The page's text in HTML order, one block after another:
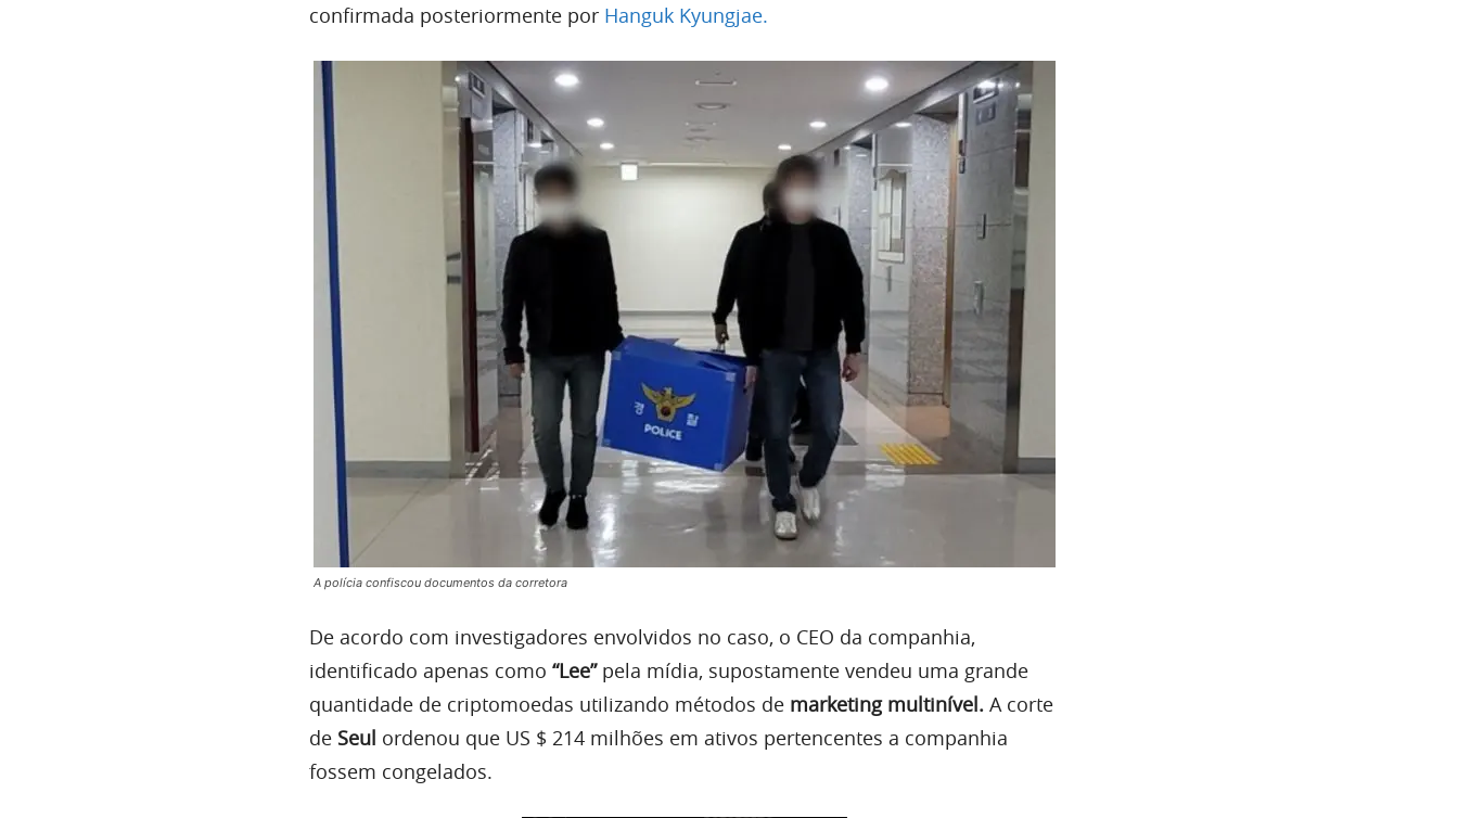
confirmada posteriormente por Hanguk Kyungjae.
A polícia confiscou documentos da corretora
De acordo com investigadores envolvidos no caso, o CEO da companhia,
identificado apenas como “Lee”pela mídia, supostamente vendeu uma grande
quantidade de criptomoedas utilizando métodos de marketing multinível. A corte
de Seul ordenou que US $ 214 milhões em ativos pertencentes a companhia
fossem congelados.